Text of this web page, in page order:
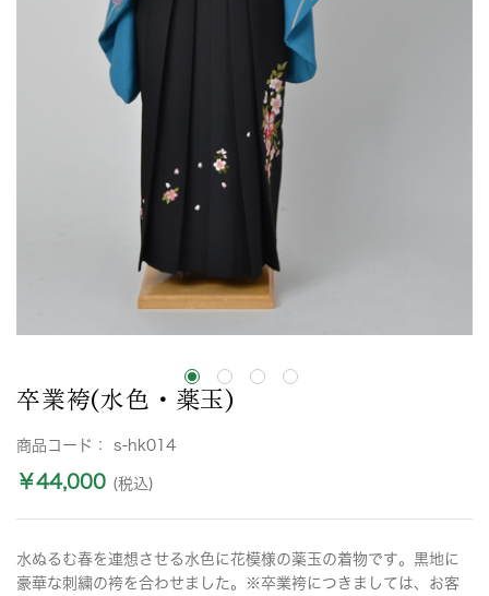
卒業袴(水色・薬玉)
商品コード： s-hk014
￥44,000 (税込)
水ぬるむ春を連想させる水色に花模様の薬玉の着物です。黒地に
豪華な刺繍の袴を合わせました。※卒業袴につきましては、お客